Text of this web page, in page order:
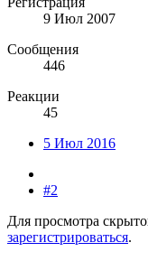
9 Июл 2007
Сообщения
446
Реакции
45
5 Июл 2016
#2
Для просмотра
зарегистрироваться.